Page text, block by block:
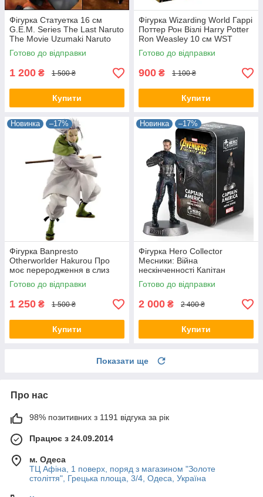
Фігурка Статуетка 16 см
G.E.M. Series The Last Naruto
The Movie Uzumaki Naruto
Наруто Удзумакі NA 22.200
Готово до відправки
1 200 ₴ 1 500 ₴
Купити
Фігурка Wizarding World Гаррі
Поттер Рон Візлі Harry Potter
Ron Weasley 10 см WST
movie HP RW
Готово до відправки
900 ₴ 1 100 ₴
Купити
Новинка –17%
Фігурка Banpresto
Otherworlder Hakurou Про
моє переродження в слиз
Хакуро 14см WST TT H
Готово до відправки
1 250 ₴ 1 500 ₴
Купити
Новинка –17%
Фігурка Hero Collector
Месники: Війна
нескінченності Капітан
Америка Captain America 12
см WST movie M AIW CA
Готово до відправки
2 000 ₴ 2 400 ₴
Купити
Показати ще
Про нас
98% позитивних з 1191 відгука за рік
Працює з 24.09.2014
м. Одеса
ТЦ Афіна, 1 поверх, поряд з магазином "Золоте
століття", Грецька площа, 3/4, Одеса, Україна